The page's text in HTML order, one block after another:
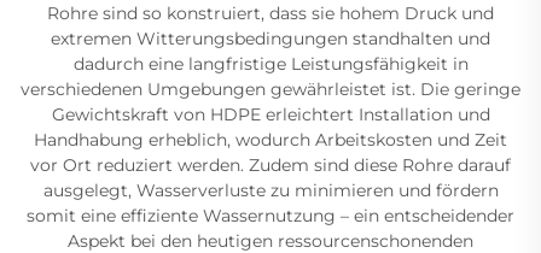
Rohre sind so konstruiert, dass sie hohem Druck und
extremen Witterungsbedingungen standhalten und
dadurch eine langfristige Leistungsfähigkeit in
verschiedenen Umgebungen gewährleistet ist. Die geringe
Gewichtskraft von HDPE erleichtert Installation und
Handhabung erheblich, wodurch Arbeitskosten und Zeit
vor Ort reduziert werden. Zudem sind diese Rohre darauf
ausgelegt, Wasserverluste zu minimieren und fördern
somit eine effiziente Wassernutzung – ein entscheidender
Aspekt bei den heutigen ressourcenschonenden